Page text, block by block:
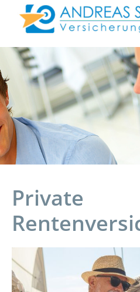
Private